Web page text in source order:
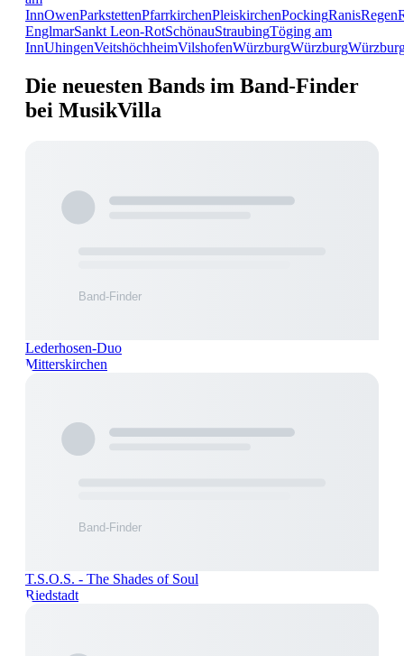
InnOwenParkstettenPfarrkirchenPleiskirchenPockingRanisRegen
EnglmarSankt Leon-RotSchönauStraubingTöging am
InnUhingenVeitshöchheimVilshofenWürzburgWürzburg
Die neuesten Bands im Band-Finder
bei MusikVilla
Lederhosen-Duo
Mitterskirchen
T.S.O.S. - The Shades of Soul
Riedstadt